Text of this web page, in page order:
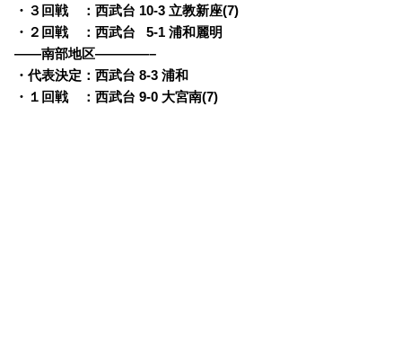
・３回戦 ：西武台 10-3 立教新座(7)
・２回戦 ：西武台
05-1 浦和麗明
——南部地区————–
・代表決定：西武台 8-3 浦和
・１回戦 ：西武台 9-0 大宮南(7)